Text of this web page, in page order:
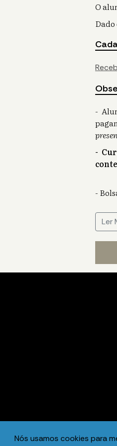
Nós usamos cookies para
O
-
-
-
Ler